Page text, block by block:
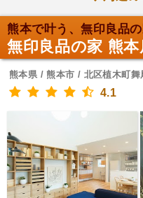
熊本で叶う、無印良品
無印良品の家 熊本
熊本県 / 熊本市 / 北区植木町舞
4.1